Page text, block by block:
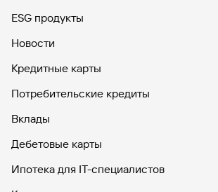
ESG продукты
Новости
Кредитные карты
Потребительские кредиты
Вклады
Дебетовые карты
Ипотека для IT-специалистов